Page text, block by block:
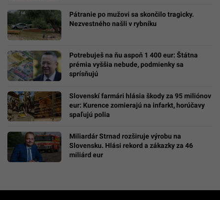
Pátranie po mužovi sa skončilo tragicky.
Nezvestného našli v rybníku
Potrebuješ na ňu aspoň 1 400 eur: Štátna
prémia vyššia nebude, podmienky sa
sprísňujú
Slovenskí farmári hlásia škody za 95 miliónov
eur: Kurence zomierajú na infarkt, horúčavy
spaľujú polia
Miliardár Strnad rozširuje výrobu na
Slovensku. Hlási rekord a zákazky za 46
miliárd eur